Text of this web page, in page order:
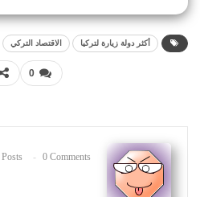
أكثر دولة زيارة لتركيا الاقتصاد التركي
0
0 Comments